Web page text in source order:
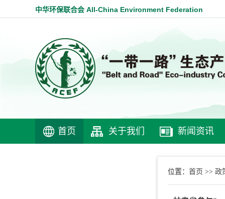
中华环保联合会 All-China Environment Federation
首页 关于我们 新闻资讯
位置： 首页 >> 政